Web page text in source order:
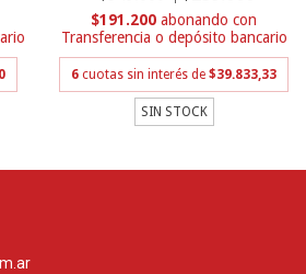
$191.200
con
Transferencia o depósito bancario
6 cuotas sin interés de$39.833,33
SIN STOCK